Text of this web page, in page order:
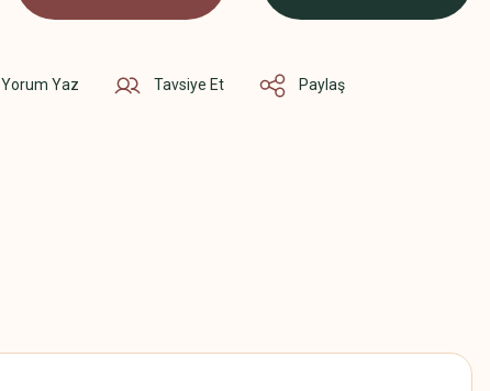
Yorum Yaz Tavsiye Et Paylaş